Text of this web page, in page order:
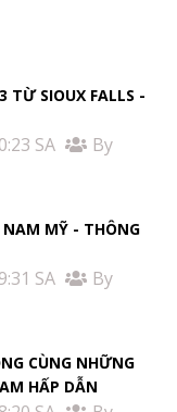
TỪ SIOUX FALLS -
SA
By
MỸ - THÔNG
SA
By
CÙNG NHỮNG
HẤP DẪN